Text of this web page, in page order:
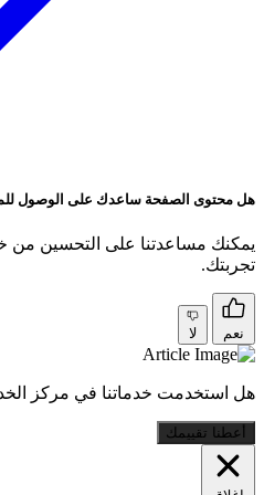
هل محتوى الصفحة ساعدك على الوصول
يمكنك مساعدتنا على التحسين من
تجربتك.
نعم لا
هل استخدمت خدماتنا في مركز
أعطنا تقييمك